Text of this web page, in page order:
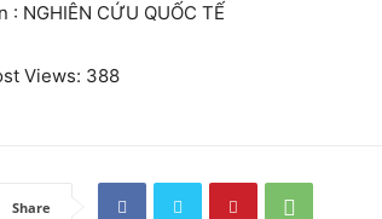
: NGHIÊN CỨU QUỐC TẾ
Views: 388
Share